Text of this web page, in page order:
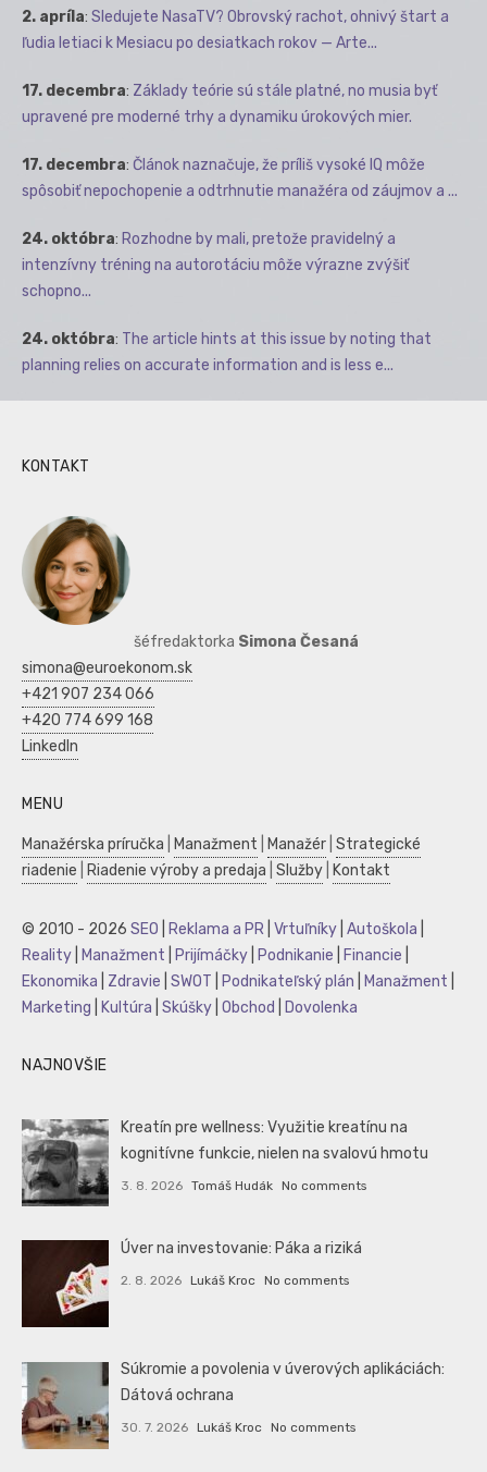
2. apríla: Sledujete NasaTV? Obrovský rachot, ohnivý štart a
ľudia letiaci k Mesiacu po desiatkach rokov — Arte...
17. decembra: Základy teórie sú stále platné, no musia byť
upravené pre moderné trhy a dynamiku úrokových mier.
17. decembra: Článok naznačuje, že príliš vysoké IQ môže
spôsobiť nepochopenie a odtrhnutie manažéra od záujmov a ...
24. októbra: Rozhodne by mali, pretože pravidelný a
intenzívny tréning na autorotáciu môže výrazne zvýšiť
schopno...
24. októbra: The article hints at this issue by noting that
planning relies on accurate information and is less e...
KONTAKT
šéfredaktorka Simona Česaná
simona@euroekonom.sk
+421 907 234 066
+420 774 699 168
LinkedIn
MENU
Manažérska príručka Manažment Manažér Strategické
riadenie
Riadenie výroby a predaja Služby Kontakt
© 2010 - 2026 SEO Reklama a PR Vrtuľníky Autoškola
Reality
Manažment Prijímáčky Podnikanie Financie
Ekonomika
Zdravie SWOT Podnikateľský plán Manažment
Marketing
Kultúra Skúšky Obchod Dovolenka
NAJNOVŠIE
Kreatín pre wellness: Využitie kreatínu na
kognitívne funkcie, nielen na svalovú hmotu
3. 8. 2026 Tomáš Hudák No comments
Úver na investovanie: Páka a riziká
2. 8. 2026 Lukáš Kroc No comments
Súkromie a povolenia v úverových aplikáciách:
Dátová ochrana
30. 7. 2026 Lukáš Kroc No comments